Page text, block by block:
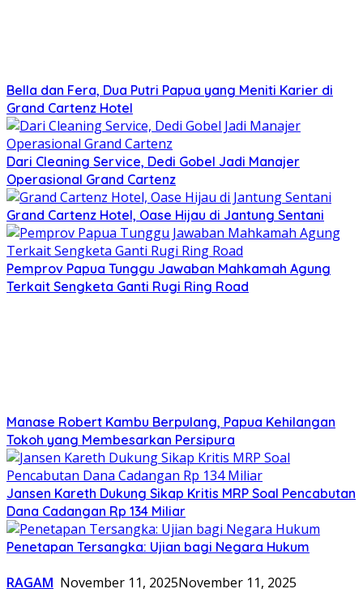
Bella dan Fera, Dua Putri Papua yang Meniti Karier di
Grand Cartenz Hotel
Dari Cleaning Service, Dedi Gobel Jadi Manajer
Operasional Grand Cartenz
Grand Cartenz Hotel, Oase Hijau di Jantung Sentani
Pemprov Papua Tunggu Jawaban Mahkamah Agung
Terkait Sengketa Ganti Rugi Ring Road
Manase Robert Kambu Berpulang, Papua Kehilangan
Tokoh yang Membesarkan Persipura
Jansen Kareth Dukung Sikap Kritis MRP Soal Pencabutan
Dana Cadangan Rp 134 Miliar
Penetapan Tersangka: Ujian bagi Negara Hukum
RAGAM November 11, 2025November 11, 2025